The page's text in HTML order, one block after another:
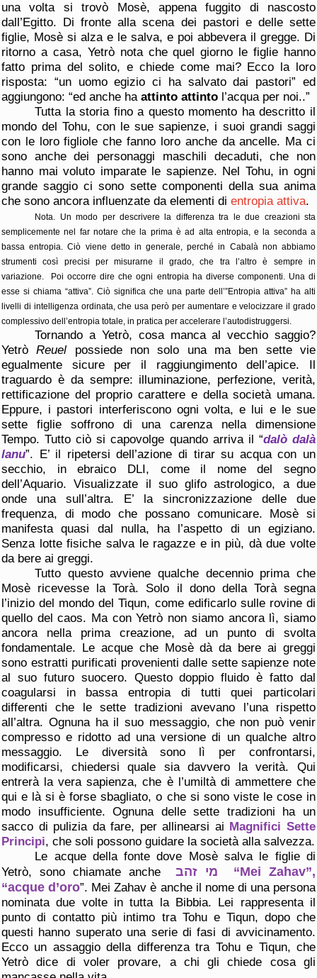
una volta si trovò Mosè, appena fuggito di nascosto
dall’Egitto. Di fronte alla scena dei pastori e delle sette
figlie, Mosè si alza e le salva, e poi abbevera il gregge. Di
ritorno a casa, Yetrò nota che quel giorno le figlie hanno
fatto prima del solito, e chiede come mai? Ecco la loro
risposta: “un uomo egizio ci ha salvato dai pastori” ed
aggiungono: “ed anche ha attinto attinto l’acqua per noi..”
Tutta la storia fino a questo momento ha descritto il
mondo del Tohu, con le sue sapienze, i suoi grandi saggi
con le loro figliole che fanno loro anche da ancelle. Ma ci
sono anche dei personaggi maschili decaduti, che non
hanno mai voluto imparate le sapienze. Nel Tohu, in ogni
grande saggio ci sono sette componenti della sua anima
che sono ancora influenzate da elementi di entropia attiva.
Nota. Un modo per descrivere la differenza tra le due creazioni sta
semplicemente nel far notare che la prima è ad alta entropia, e la seconda a
bassa entropia. Ciò viene detto in generale, perché in Cabalà non abbiamo
strumenti così precisi per misurarne il grado, che tra l’altro è sempre in
variazione. Poi occorre dire che ogni entropia ha diverse componenti. Una di
esse si chiama “attiva”. Ciò significa che una parte dell’”Entropia attiva” ha alti
livelli di intelligenza ordinata, che usa però per aumentare e velocizzare il grado
complessivo dell’entropia totale, in pratica per accelerare l’autodistruggersi.
Tornando a Yetrò, cosa manca al vecchio saggio?
YetròReuel possiede non solo una ma ben sette vie
egualmente sicure per il raggiungimento dell’apice. Il
traguardo è da sempre: illuminazione, perfezione, verità,
rettificazione del proprio carattere e della società umana.
Eppure, i pastori interferiscono ogni volta, e lui e le sue
sette figlie soffrono di una carenza nella dimensione
Tempo. Tutto ciò si capovolge quando arriva il “dalò dalà
lanu”. E’ il ripetersi dell’azione di tirar su acqua con un
secchio, in ebraico DLI, come il nome del segno
dell’Aquario. Visualizzate il suo glifo astrologico, a due
onde una sull’altra. E’ la sincronizzazione delle due
frequenza, di modo che possano comunicare. Mosè si
manifesta quasi dal nulla, ha l’aspetto di un egiziano.
Senza lotte fisiche salva le ragazze e in più, dà due volte
da bere ai greggi.
Tutto questo avviene qualche decennio prima che
Mosè ricevesse la Torà. Solo il dono della Torà segna
l’inizio del mondo del Tiqun, come edificarlo sulle rovine di
quello del caos. Ma con Yetrò non siamo ancora lì, siamo
ancora nella prima creazione, ad un punto di svolta
fondamentale. Le acque che Mosè dà da bere ai greggi
sono estratti purificati provenienti dalle sette sapienze note
al suo futuro suocero. Questo doppio fluido è fatto dal
coagularsi in bassa entropia di tutti quei particolari
differenti che le sette tradizioni avevano l’una rispetto
all’altra. Ognuna ha il suo messaggio, che non può venir
compresso e ridotto ad una versione di un qualche altro
messaggio. Le diversità sono lì per confrontarsi,
modificarsi, chiedersi quale sia davvero la verità. Qui
entrerà la vera sapienza, che è l’umiltà di ammettere che
qui e là si è forse sbagliato, o che si sono viste le cose in
modo insufficiente. Ognuna delle sette tradizioni ha un
sacco di pulizia da fare, per allinearsi ai Magnifici Sette
Principi, che soli possono guidare la società alla salvezza.
Le acque della fonte dove Mosè salva le figlie di
Yetrò, sono chiamate ancheמי זהב
“Mei Zahav”,
“acque d’oro”. Mei Zahav è anche il nome di una persona
nominata due volte in tutta la Bibbia. Lei rappresenta il
punto di contatto più intimo tra Tohu e Tiqun, dopo che
questi hanno superato una serie di fasi di avvicinamento.
Ecco un assaggio della differenza tra Tohu e Tiqun, che
Yetrò dice di voler provare, a chi gli chiede cosa gli